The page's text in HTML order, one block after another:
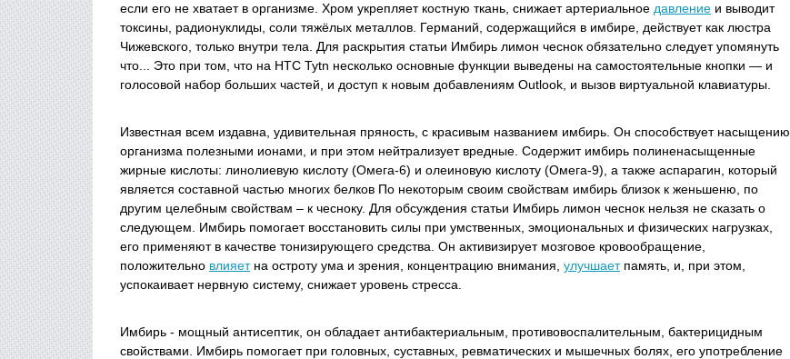
если его не хватает в организме. Хром укрепляет костную ткань, снижает артериальное давление и выводит
токсины, радионуклиды, соли тяжёлых металлов. Германий, содержащийся в имбире, действует как люстра
Чижевского, только внутри тела. Для раскрытия статьи Имбирь лимон чеснок обязательно следует упомянуть
что... Это при том, что на HTC Tytn несколько основные функции выведены на самостоятельные кнопки — и
голосовой набор больших частей, и доступ к новым добавлениям Outlook, и вызов виртуальной клавиатуры.
Известная всем издавна, удивительная пряность, с красивым названием имбирь. Он способствует насыщению
организма полезными ионами, и при этом нейтрализует вредные. Содержит имбирь полиненасыщенные
жирные кислоты: линолиевую кислоту (Омега-6) и олеиновую кислоту (Омега-9), а также аспарагин, который
является составной частью многих белков По некоторым своим свойствам имбирь близок к женьшеню, по
другим целебным свойствам – к чесноку. Для обсуждения статьи Имбирь лимон чеснок нельзя не сказать о
следующем. Имбирь помогает восстановить силы при умственных, эмоциональных и физических нагрузках,
его применяют в качестве тонизирующего средства. Он активизирует мозговое кровообращение,
положительно влияетна остроту ума и зрения, концентрацию внимания, улучшаетпамять, и, при этом,
успокаивает нервную систему, снижает уровень стресса.
Имбирь - мощный антисептик, он обладает антибактериальным, противовоспалительным, бактерицидным
свойствами. Имбирь помогает при головных, суставных, ревматических и мышечных болях, его употребление